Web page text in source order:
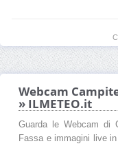
Webcam
» ILMETEO.it
Guarda le Webcam di
Fassa e immagini live